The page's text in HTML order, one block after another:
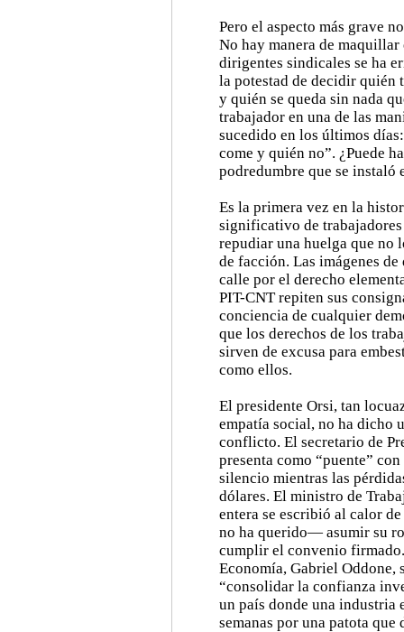
Pero el aspecto más grave
No hay manera de
dirigentes sindicales se ha
la potestad de decidir quién
y quién se queda sin nada
trabajador en una de las
sucedido en los últimos
come y quién no”. ¿Puede
podredumbre que se instaló
Es la primera vez en la
significativo de
repudiar una huelga que no
de facción. Las imágenes
calle por el derecho
PIT-CNT repiten sus
conciencia de cualquier
que los derechos de los
sirven de excusa para
como ellos.
El presidente Orsi, tan
empatía social, no ha dicho
conflicto. El secretario de
presenta como “puente”
silencio mientras las
dólares. El ministro de
entera se escribió al calor
no ha querido— asumir su
cumplir el convenio
Economía, Gabriel Oddone,
“consolidar la confianza
un país donde una industria
semanas por una patota que